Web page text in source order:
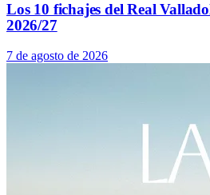
Los 10 fichajes del Real
2026/27
7 de agosto de 2026